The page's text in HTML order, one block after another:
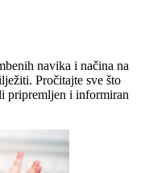
navika i načina na
Pročitajte sve što
pripremljen i informiran